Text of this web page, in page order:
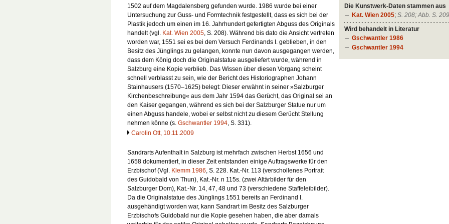
Die Kunstwerk-Daten stammen aus
Kat. Wien 2005;S. 208; Abb. S.
Wird behandelt in Literatur
Gschwantler 1986
Gschwantler 1994
1502 auf dem Magdalensberg gefunden wurde. 1986 wurde bei einer
Untersuchung zur Guss- und Formtechnik festgestellt, dass es sich bei der
Plastik jedoch um einen im 16. Jahrhundert gefertigten Abguss des Originals
handelt (vgl. Kat. Wien 2005, S. 208). Während bis dato die Ansicht vertreten
worden war, 1551 sei es bei dem Versuch Ferdinands I. geblieben, in den
Besitz des Jünglings zu gelangen, konnte nun davon ausgegangen werden,
dass dem König doch die Originalstatue ausgeliefert wurde, während in
Salzburg eine Kopie verblieb. Das Wissen über diesen Vorgang scheint
schnell verblasst zu sein, wie der Bericht des Historiographen Johann
Stainhausers (1570–1625) belegt: Dieser erwähnt in seiner »Salzburger
Kirchenbeschreibung« aus dem Jahr 1594 das Gerücht, das Original sei an
den Kaiser gegangen, während es sich bei der Salzburger Statue nur um
einen Abguss handele, wobei er selbst nicht zu diesem Gerücht Stellung
nehmen könne (s. Gschwantler 1994, S. 331).
Carolin Ott, 10.11.2009
Sandrarts Aufenthalt in Salzburg ist mehrfach zwischen Herbst 1656 und
1658 dokumentiert, in dieser Zeit entstanden einige Auftragswerke für den
Erzbischof (Vgl. Klemm 1986, S. 228. Kat.-Nr. 113 (verschollenes Portrait
des Guidobald von Thun), Kat.-Nr. n 115s. (zwei Altärbilder für den
Salzburger Dom), Kat.-Nr. 14, 47, 48 und 73 (verschiedene Staffeleibilder).
Da die Originalstatue des Jünglings 1551 bereits an Ferdinand I.
ausgehändigt worden war, kann Sandrart im Besitz des Salzburger
Erzbischofs Guidobald nur die Kopie gesehen haben, die aber damals